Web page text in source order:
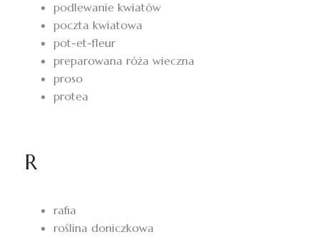
podlewanie kwiatów
poczta kwiatowa
pot-et-fleur
preparowana róża wieczna
proso
protea
R
rafia
roślina doniczkowa